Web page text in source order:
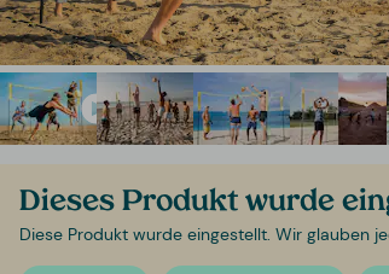
Dieses Produkt wurde
Diese Produkt wurde eingestellt. Wir glauben